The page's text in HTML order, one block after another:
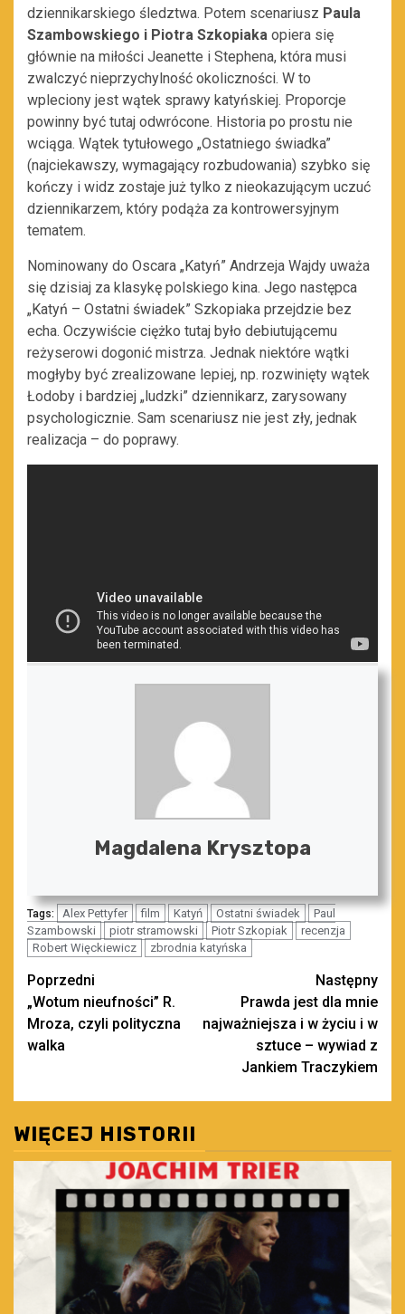
dziennikarskiego śledztwa. Potem scenariusz Paula
Szambowskiego i Piotra Szkopiaka opiera się
głównie na miłości Jeanette i Stephena, która musi
zwalczyć nieprzychylność okoliczności. W to
wpleciony jest wątek sprawy katyńskiej. Proporcje
powinny być tutaj odwrócone. Historia po prostu nie
wciąga. Wątek tytułowego „Ostatniego świadka”
(najciekawszy, wymagający rozbudowania) szybko się
kończy i widz zostaje już tylko z nieokazującym uczuć
dziennikarzem, który podąża za kontrowersyjnym
tematem.
Nominowany do Oscara „Katyń” Andrzeja Wajdy uważa
się dzisiaj za klasykę polskiego kina. Jego następca
„Katyń – Ostatni świadek” Szkopiaka przejdzie bez
echa. Oczywiście ciężko tutaj było debiutującemu
reżyserowi dogonić mistrza. Jednak niektóre wątki
mogłyby być zrealizowane lepiej, np. rozwinięty wątek
Łodoby i bardziej „ludzki” dziennikarz, zarysowany
psychologicznie. Sam scenariusz nie jest zły, jednak
realizacja – do poprawy.
Magdalena Krysztopa
Tags: Alex Pettyfer film Katyń Ostatni świadek
Paul
Szambowski
piotr stramowski Piotr Szkopiak
recenzja
Robert Więckiewicz
zbrodnia katyńska
Zobacz
wpisy
Poprzedni
„Wotum nieufności” R.
Mroza, czyli polityczna
walka
Następny
Prawda jest dla mnie
najważniejsza i w życiu i w
sztuce – wywiad z
Jankiem Traczykiem
WIĘCEJ HISTORII